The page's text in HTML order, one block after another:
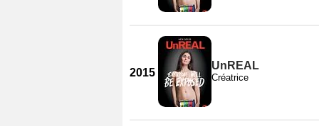
2015
UnREAL
Créatrice